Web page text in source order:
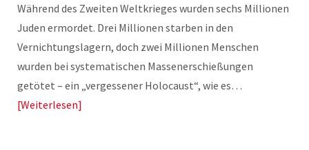
Während des Zweiten Weltkrieges wurden sechs Millionen
Juden ermordet. Drei Millionen starben in den
Vernichtungslagern, doch zwei Millionen Menschen
wurden bei systematischen Massenerschießungen
getötet – ein „vergessener Holocaust“, wie es…
Weiterlesen